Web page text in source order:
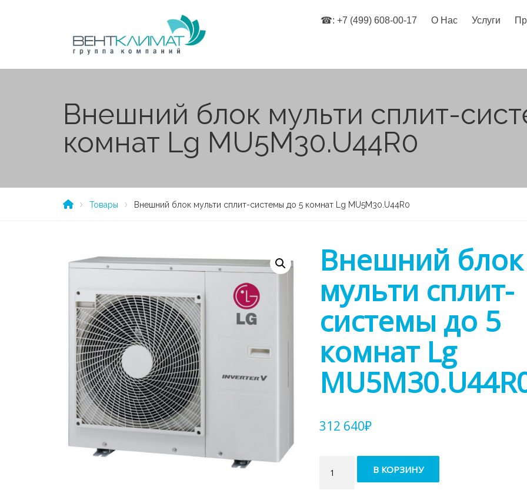
☎: +7 (499) 608-00-17 О Нас Услуги
Внешний блок мульти сплит-
комнат Lg MU5M30.U44R0
Товары Внешний блок мульти сплит-системы до 5 комнат Lg MU5M30.U44R0
Внешний блок
мульти сплит-
системы до 5
комнат Lg
312 640₽
товара
В КОРЗИНУ